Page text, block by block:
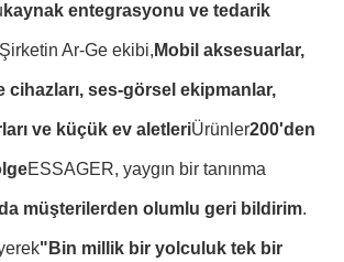
kaynak entegrasyonu ve tedarik
Şirketin Ar-Ge ekibi, Mobil aksesuarlar,
cihazları, ses-görsel ekipmanlar,
ve küçük ev aletleriÜrünler200'den
ESSAGER, yaygın bir tanınma
müşterilerden olumlu geri bildirim.
"Bin millik bir yolculuk tek bir